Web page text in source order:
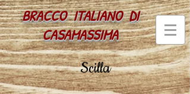
BRACCO ITALIANODI
CASAMASSIMA
Scilla